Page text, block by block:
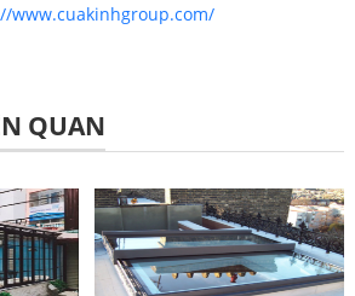
www.cuakinhgroup.com/
QUAN